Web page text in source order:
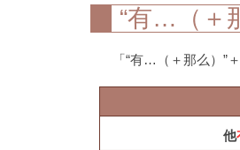
“有…（＋
「“有…（＋那么）”
他